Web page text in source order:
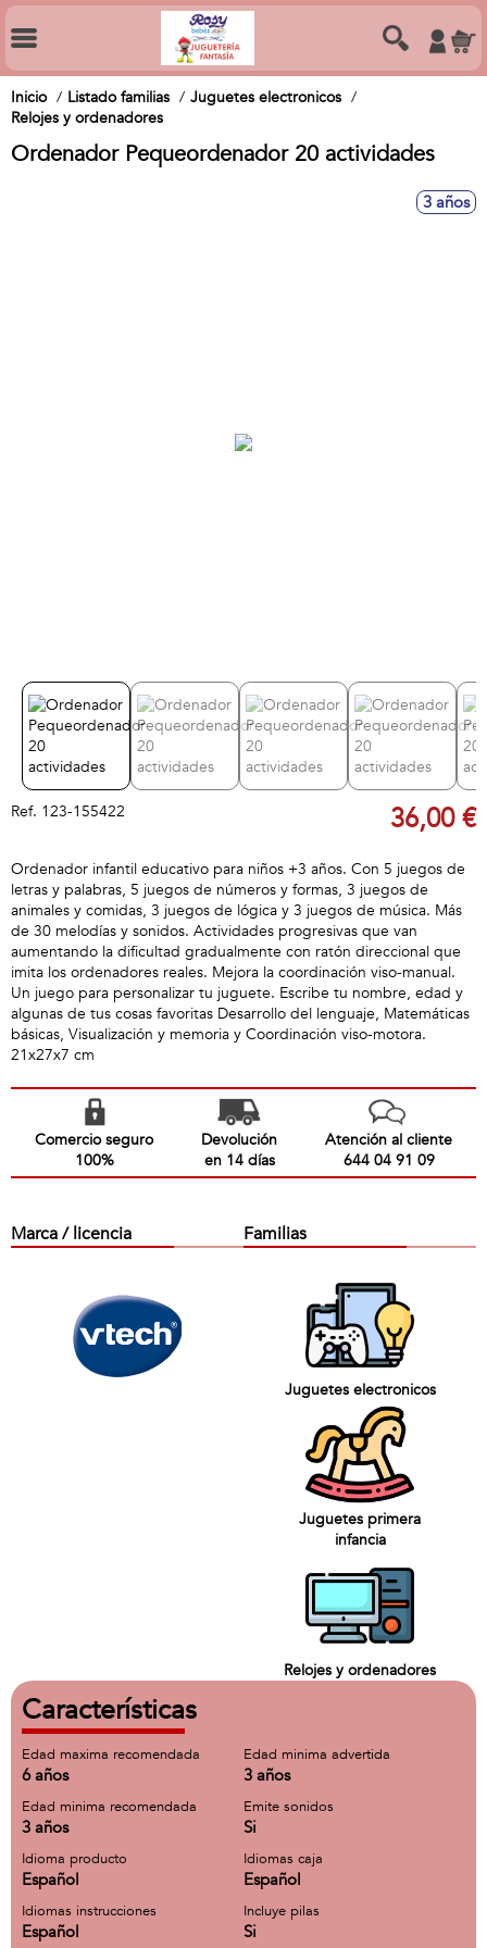
Inicio Listado familias
Juguetes electronicos
Relojes y ordenadores
Ordenador Pequeordenador 20 actividades
3 años
Ref. 123-155422 36,00 €
Ordenador infantil educativo para niños +3 años. Con 5 juegos de
letras y palabras, 5 juegos de números y formas, 3 juegos de
animales y comidas, 3 juegos de lógica y 3 juegos de música. Más
de 30 melodías y sonidos. Actividades progresivas que van
aumentando la dificultad gradualmente con ratón direccional que
imita los ordenadores reales. Mejora la coordinación viso-manual.
Un juego para personalizar tu juguete. Escribe tu nombre, edad y
algunas de tus cosas favoritas Desarrollo del lenguaje, Matemáticas
básicas, Visualización y memoria y Coordinación viso-motora.
21x27x7 cm
Comercio seguro
100%
Devolución
en 14 días
Atención al cliente
644 04 91 09
Marca / licencia Familias
Juguetes electronicos
Juguetes primera
infancia
Relojes y ordenadores
Características
Edad maxima recomendada
6 años
Edad minima advertida
3 años
Edad minima recomendada
3 años
Emite sonidos
Si
Idioma producto
Español
Idiomas caja
Español
Idiomas instrucciones
Español
Incluye pilas
Si